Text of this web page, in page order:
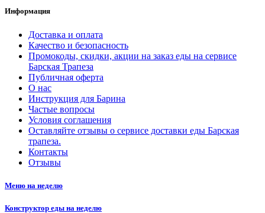
Информация
Доставка и оплата
Качество и безопасность
Промокоды, скидки, акции на заказ еды на сервисе
Барская Трапеза
Публичная оферта
О нас
Инструкция для Барина
Частые вопросы
Условия соглашения
Оставляйте отзывы о сервисе доставки еды Барская
трапеза.
Контакты
Отзывы
Меню на неделю
Конструктор еды на неделю